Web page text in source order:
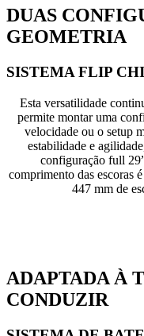
DUAS
GEOMETRIA
SISTEMA FLIP
Esta versatilidade
permite montar uma
velocidade ou o setup
estabilidade e
configuração full
comprimento das escoras
447 mm de
ADAPTADA À
CONDUZIR